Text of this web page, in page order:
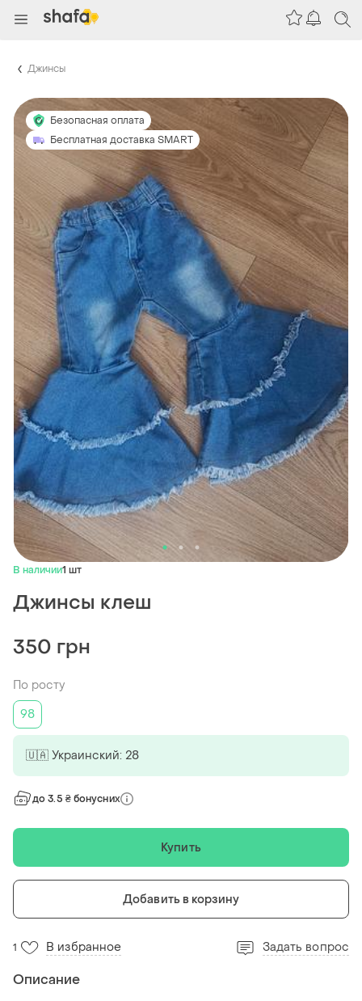
Джинсы
Безопасная оплата
Бесплатная доставка SMART
В наличии1 шт
Джинсы клеш
350 грн
По росту
98
🇺🇦 Украинский: 28
до 3.5 ₴ бонусних
Купить
Добавить в корзину
1 В избранное Задать вопрос
Описание